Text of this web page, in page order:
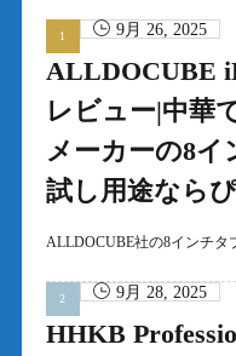
9月 26, 2025
ALLDOCUBE
レビュー|中華
メーカーの8
試し用途なら
ALLDOCUBE社の8インチ
9月 28, 2025
HHKB